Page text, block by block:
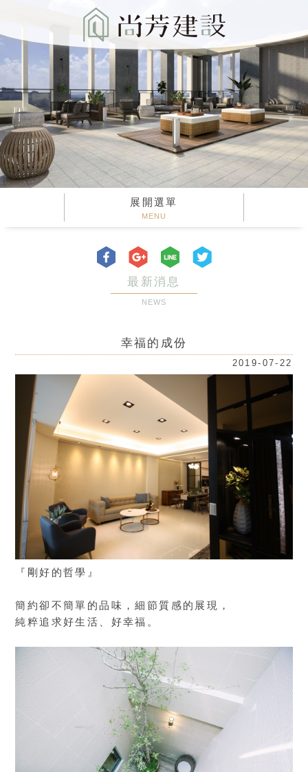
展開選單
MENU
最新消息
NEWS
幸福的成份
2019-07-22
『剛好的哲學』
簡約卻不簡單的品味，細節質感的展現，
純粹追求好生活、好幸福。